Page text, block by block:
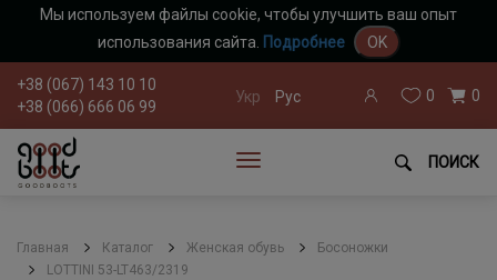
Мы используем файлы cookie, чтобы улучшить ваш опыт
использования сайта. Подробнее OK
+38 (067) 143 10 10
+38 (066) 666 06 99
Укр Рус 0 0
ПОИСК
Главная Каталог Женская обувь
Босоножки
LOTTINI 53-LT463/2319